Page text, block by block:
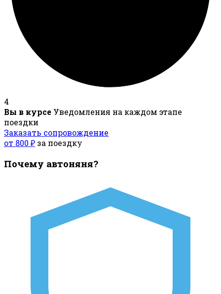
4
Вы в курсе Уведомления на каждом этапе
поездки
Заказать сопровождение
от 800 ₽ за поездку
Почему автоняня?